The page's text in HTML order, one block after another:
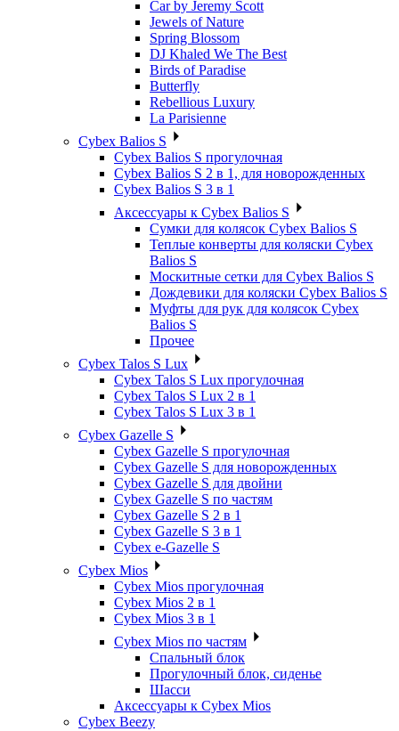
Car by Jeremy Scott
Jewels of Nature
Spring Blossom
DJ Khaled We The Best
Birds of Paradise
Butterfly
Rebellious Luxury
La Parisienne
Cybex Balios S
Cybex Balios S прогулочная
Cybex Balios S 2 в 1, для новорожденных
Cybex Balios S 3 в 1
Аксессуары к Cybex Balios S
Сумки для колясок Cybex Balios S
Теплые конверты для коляски Cybex
Balios S
Москитные сетки для Cybex Balios S
Дождевики для коляски Cybex Balios S
Муфты для рук для колясок Cybex
Balios S
Прочее
Cybex Talos S Lux
Cybex Talos S Lux прогулочная
Cybex Talos S Lux 2 в 1
Cybex Talos S Lux 3 в 1
Cybex Gazelle S
Cybex Gazelle S прогулочная
Cybex Gazelle S для новорожденных
Cybex Gazelle S для двойни
Cybex Gazelle S по частям
Cybex Gazelle S 2 в 1
Cybex Gazelle S 3 в 1
Cybex e-Gazelle S
Cybex Mios
Cybex Mios прогулочная
Cybex Mios 2 в 1
Cybex Mios 3 в 1
Cybex Mios по частям
Спальный блок
Прогулочный блок, сиденье
Шасси
Аксессуары к Cybex Mios
Cybex Beezy